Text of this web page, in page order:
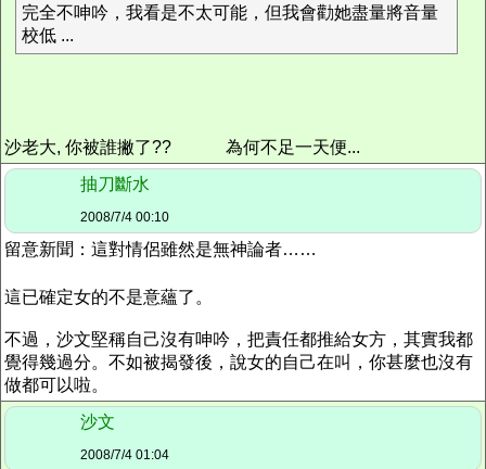
完全不呻吟，我看是不太可能，但我會勸她盡量將音量
校低 ...
沙老大, 你被誰撇了??
為何不足一天便...
抽刀斷水
2008/7/4 00:10
留意新聞：這對情侶雖然是無神論者……
這已確定女的不是意蘊了。
不過，沙文堅稱自己沒有呻吟，把責任都推給女方，其實我都
覺得幾過分。不如被揭發後，說女的自己在叫，你甚麼也沒有
做都可以啦。
沙文
2008/7/4 01:04